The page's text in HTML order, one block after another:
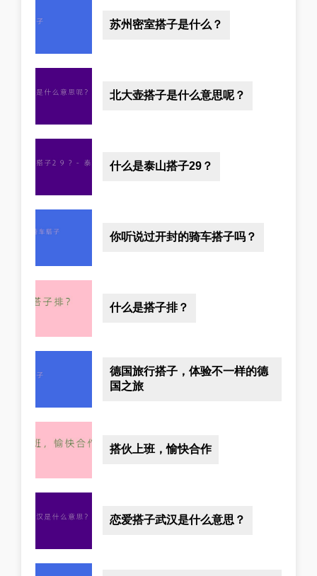
苏州密室搭子是什么？
北大壶搭子是什么意思呢？
什么是泰山搭子29？
你听说过开封的骑车搭子吗？
什么是搭子排？
德国旅行搭子，体验不一样的德
国之旅
搭伙上班，愉快合作
恋爱搭子武汉是什么意思？